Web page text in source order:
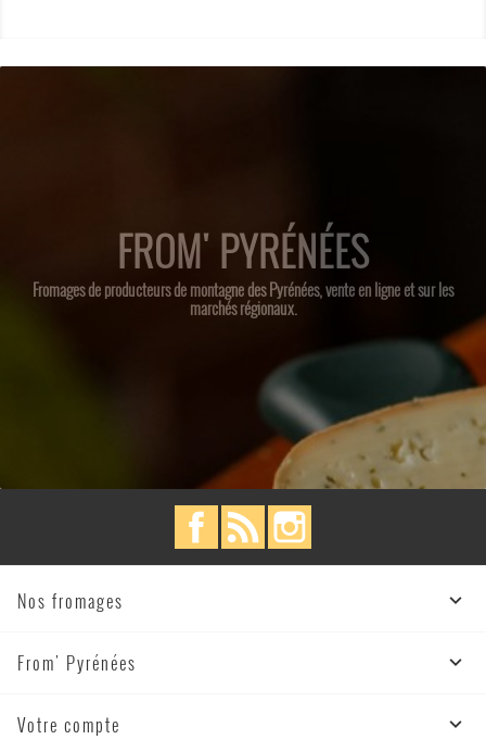
FROM' PYRÉNÉES
Fromages de producteurs de montagne des Pyrénées, vente en ligne et sur les
marchés régionaux.
Facebook Rss
Nos fromages 
From' Pyrénées 
Votre compte 